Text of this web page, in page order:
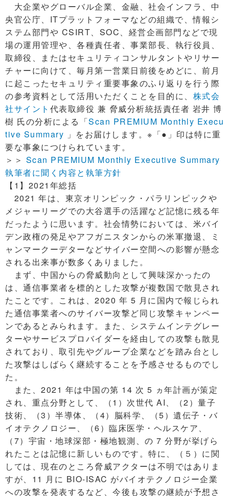
大企業やグローバル企業、金融、社会インフラ、中
央官公庁、ITプラットフォーマなどの組織で、情報シ
ステム部門や CSIRT、SOC、経営企画部門などで現
場の運用管理や、各種責任者、事業部長、執行役員、
取締役、またはセキュリティコンサルタントやリサー
チャーに向けて、毎月第一営業日前後をめどに、前月
に起こったセキュリティ重要事象のふり返りを行う際
の参考資料として活用いただくことを目的に、 株式会
社サイント 代表取締役 兼 脅威分析統括責任者 岩井 博
樹 氏の分析による「Scan PREMIUM Monthly Execu
tive Summary 」をお届けします。※「●」印は特に重
要な事象につけられています。
＞＞ Scan PREMIUM Monthly Executive Summary
執筆者に聞く内容と執筆方針
【1】2021年総括
2021 年は、東京オリンピック・パラリンピックや
メジャーリーグでの大谷選手の活躍など記憶に残る年
だったように思います。社会情勢においては、米バイ
デン政権の発足やアフガニスタンからの米軍撤退、ミ
ャンマークーデターなどサイバー空間への影響が懸念
される出来事が数多くありました。
まず、中国からの脅威動向として興味深かったの
は、通信事業者を標的とした攻撃が複数国で散見され
たことです。これは、2020 年 5 月に国内で報じられ
た通信事業者へのサイバー攻撃ど同じ攻撃キャンペー
ンであるとみられます。また、システムインテグレー
ターやサービスプロバイダーを経由しての攻撃も散見
されており、取引先やグループ企業などを踏み台とし
た攻撃はしばらく継続することを予感させるものでし
た。
また、2021 年は中国の第 14 次 5 ヵ年計画が策定
され、重点分野として、（1）次世代 AI、（2）量子
技術、（3）半導体、（4）脳科学、（5）遺伝子・バ
イオテクノロジー、（6）臨床医学・ヘルスケア、
（7）宇宙・地球深部・極地観測、の 7 分野が挙げら
れたことは記憶に新しいものです。特に、（５）に関
しては、現在のところ脅威アクターは不明ではありま
すが、11 月に BIO-ISAC がバイオテクノロジー企業
への攻撃を発表するなど、今後も攻撃の継続が予想さ